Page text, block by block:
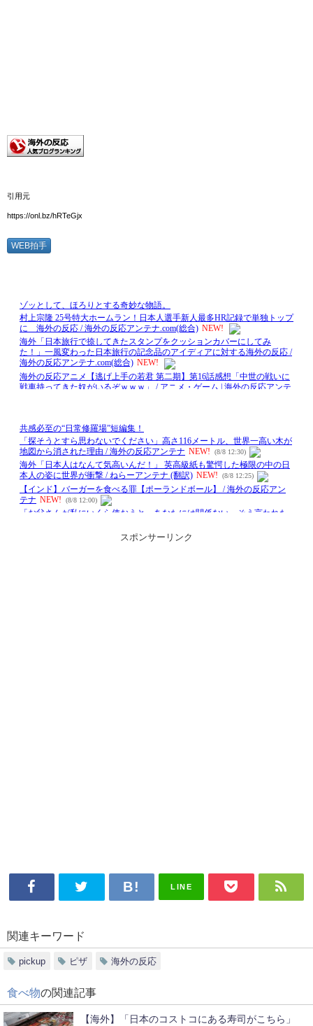
引用元
https://onl.bz/hRTeGjx
WEB拍手
スポンサーリンク
LINE
関連キーワード
pickup ピザ 海外の反応
食べ物の関連記事
【海外】「日本のコストコにある寿司がこちら」